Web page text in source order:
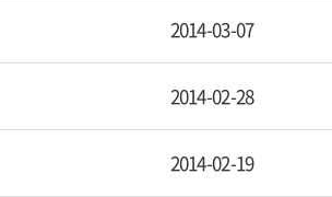
2014-03-07
2014-02-28
2014-02-19